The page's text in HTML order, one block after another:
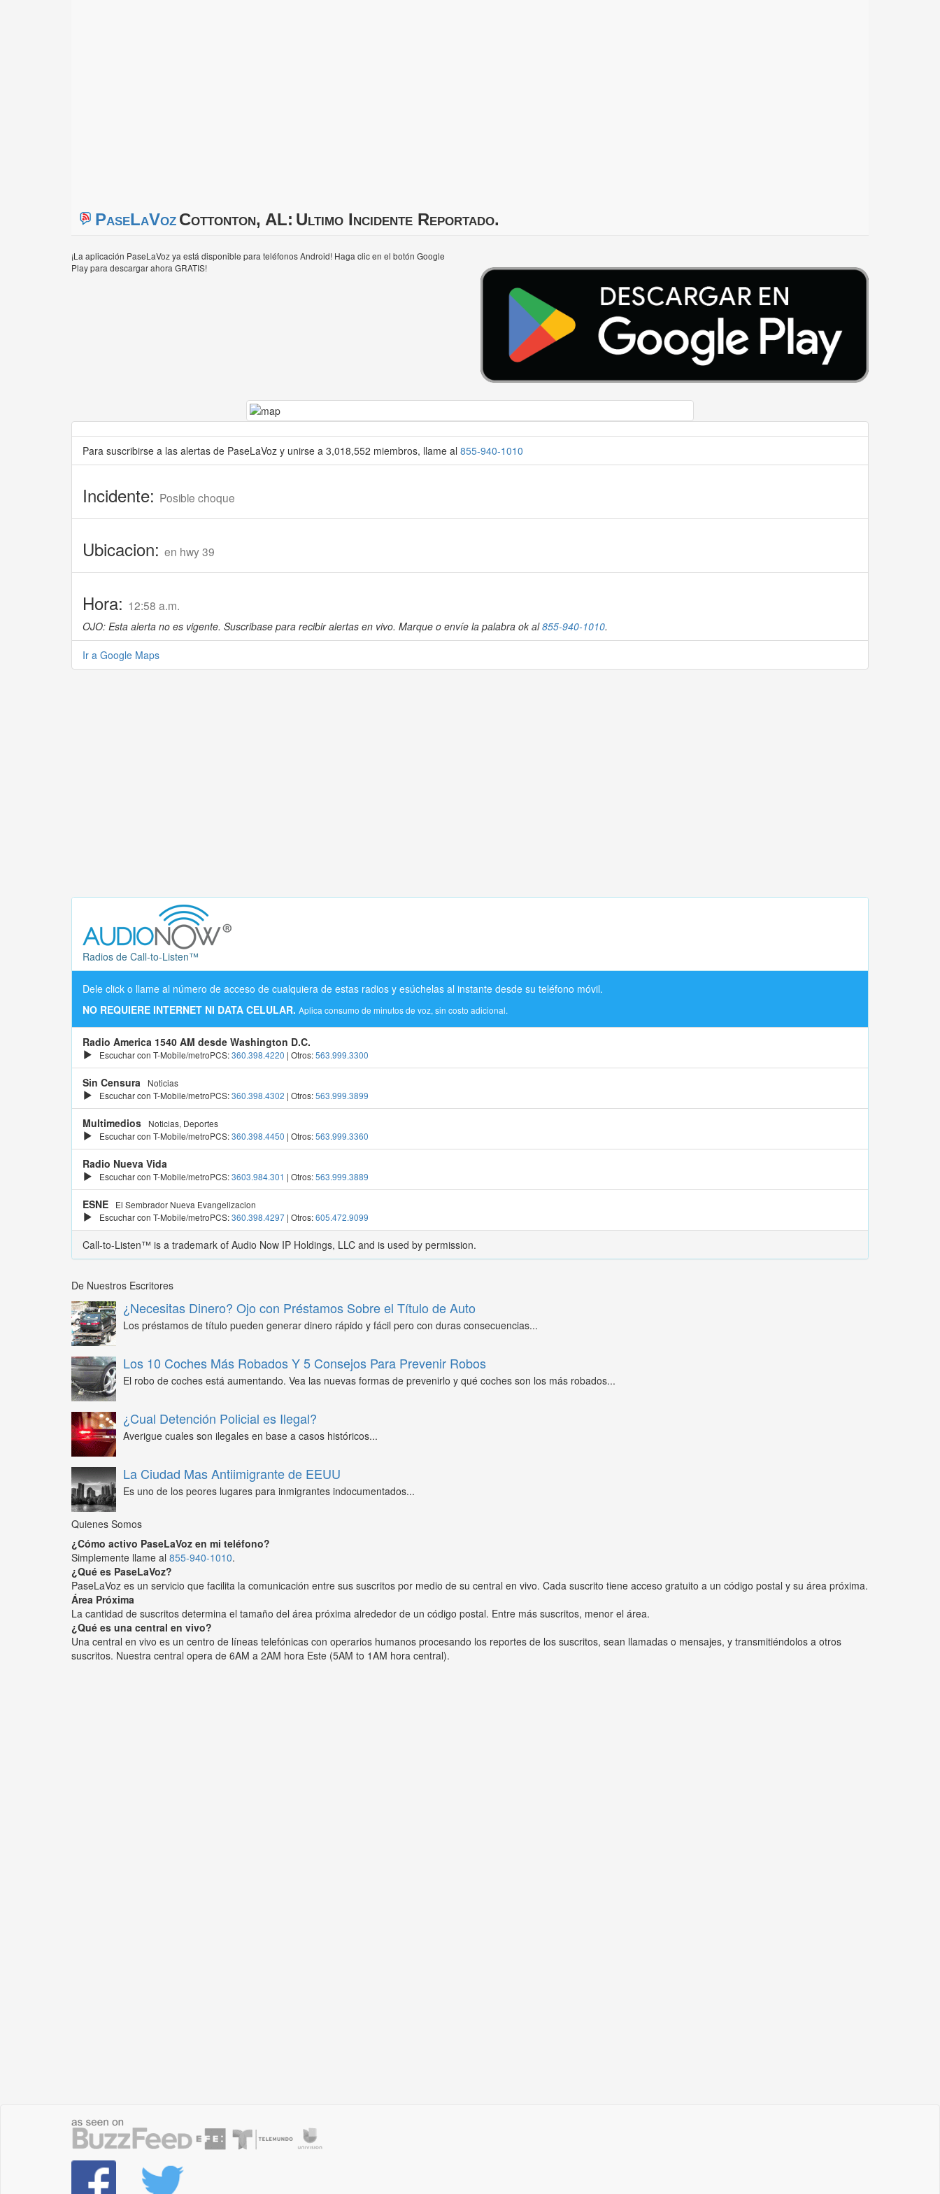
PaseLaVozCottonton, AL: Ultimo Incidente Reportado.
¡La aplicación PaseLaVoz ya está disponible para teléfonos Android! Haga clic en el botón Google
Play para descargar ahora GRATIS!
Para suscribirse a las alertas de PaseLaVoz y unirse a 3,018,552 miembros, llame al 855-940-1010
Incidente: Posible choque
Ubicacion: en hwy 39
Hora: 12:58 a.m.
OJO: Esta alerta no es vigente. Suscribase para recibir alertas en vivo. Marque o envíe la palabra ok al855-940-1010.
Ir a Google Maps
Radios de Call-to-Listen™
Dele click o llame al número de acceso de cualquiera de estas radios y esúchelas al instante desde su teléfono móvil.
NO REQUIERE INTERNET NI DATA CELULAR. Aplica consumo de minutos de voz, sin costo adicional.
Radio America 1540 AM desde Washington D.C.
Escuchar con T-Mobile/metroPCS:360.398.4220 | Otros:563.999.3300
Sin Censura
Noticias
Escuchar con T-Mobile/metroPCS:360.398.4302 | Otros:563.999.3899
Multimedios
Noticias, Deportes
Escuchar con T-Mobile/metroPCS:360.398.4450 | Otros:563.999.3360
Radio Nueva Vida
Escuchar con T-Mobile/metroPCS:3603.984.301 | Otros:563.999.3889
ESNE
El Sembrador Nueva Evangelizacion
Escuchar con T-Mobile/metroPCS:360.398.4297 | Otros:605.472.9099
Call-to-Listen™ is a trademark of Audio Now IP Holdings, LLC and is used by permission.
De Nuestros Escritores
¿Necesitas Dinero? Ojo con Préstamos Sobre el Título de Auto
Los préstamos de título pueden generar dinero rápido y fácil pero con duras consecuencias...
Los 10 Coches Más Robados Y 5 Consejos Para Prevenir Robos
El robo de coches está aumentando. Vea las nuevas formas de prevenirlo y qué coches son los más robados...
¿Cual Detención Policial es Ilegal?
Averigue cuales son ilegales en base a casos históricos...
La Ciudad Mas Antiimigrante de EEUU
Es uno de los peores lugares para inmigrantes indocumentados...
Quienes Somos
¿Cómo activo PaseLaVoz en mi teléfono?
Simplemente llame al 855-940-1010.
¿Qué es PaseLaVoz?
PaseLaVoz es un servicio que facilita la comunicación entre sus suscritos por medio de su central en vivo. Cada suscrito tiene acceso gratuito a un código postal y su área próxima.
Área Próxima
La cantidad de suscritos determina el tamaño del área próxima alrededor de un código postal. Entre más suscritos, menor el área.
¿Qué es una central en vivo?
Una central en vivo es un centro de líneas telefónicas con operarios humanos procesando los reportes de los suscritos, sean llamadas o mensajes, y transmitiéndolos a otros
suscritos. Nuestra central opera de 6AM a 2AM hora Este (5AM to 1AM hora central).